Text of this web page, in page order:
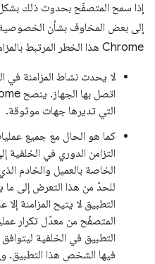
إذا سمح المتصفّح بحدوث ذلك
إلى بعض المخاوف بشأن الخصوصية.
Chrome هذا الخطر المرتبط بالمزامنة الدورية في الخلفية:
لا يحدث نشاط المزامنة في
التي تديرها جهات موثوقة.
كما هو الحال مع جميع
الخاصة بالعميل والخادم
للحدّ من هذا التعرض إلى ما
التطبيق لا يتيح المزامنة
المتصفّح من معدّل تكرار
التطبيق في الخلفية
فيها الشخص هذا التطبيق.